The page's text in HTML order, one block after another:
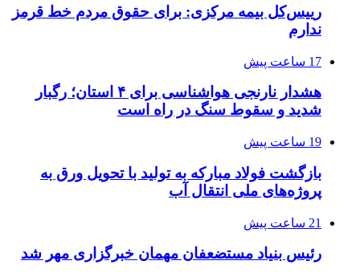
رییس‌کل بیمه مرکزی: برای حقوق مردم خط قرمز
ندارم
17 ساعت پیش
هشدار نارنجی هواشناسی برای ۴ استان؛ رگبار
شدید و سقوط سنگ در راه است
19 ساعت پیش
بازگشت فولاد مبارکه به تولید با تحویل ورق به
پروژه‌های ملی انتقال آب
21 ساعت پیش
رئیس بنیاد مستضعفان مهمان خبرگزاری مهر شد